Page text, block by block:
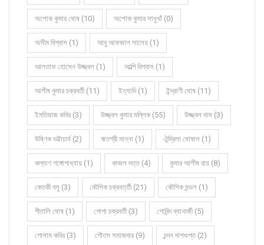
অশোক কুমার ঘোষ (10) অশোক কুমার সাধুখাঁ (0)
অসীম বিশ্বাস (1) আবু আফজাল সালেহ (1)
আলতাফ হোসেন উজ্জ্বল (1) আল্পি বিশ্বাস (1)
আশীষ কুমার চক্রবর্তী (11) ইত্যাদি (1) ইন্দ্রাণী ঘোষ (11)
ইমতিয়াজ কবির (3) উজ্জ্বল কুমার মল্লিক (55) উজ্জ্বল দাস (3)
উষ্ণিক ভট্টাচার্য (2) ঋতশ্রী মান্না (1) ঐন্দ্রিলা ঘোষাল (1)
কল্যাণ গঙ্গোপাধ্যায় (1) কাজল দত্ত (4) কুমার আশীষ রায় (8)
কেতকী বসু (3) কৌশিক চক্রবর্ত্তী (21) কৌশিক মন্ডল (1)
গীতালি ঘোষ (1) গোপা চক্রবর্তী (3) গোবিন্দ ব্যানার্জী (5)
গোলাম কবির (3) গৌতম সমাজদার (9) চন্দন দাশগুপ্ত (2)